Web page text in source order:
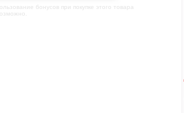
бонусов при покупке этого товара